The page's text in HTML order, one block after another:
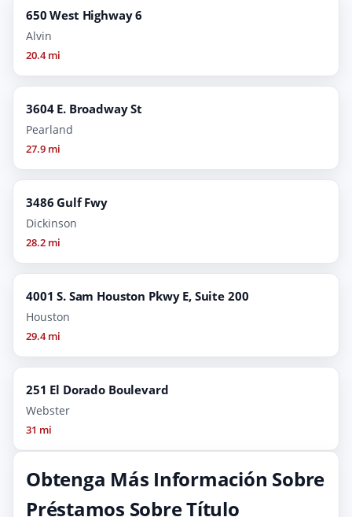
650 West Highway 6
Alvin
20.4 mi
3604 E. Broadway St
Pearland
27.9 mi
3486 Gulf Fwy
Dickinson
28.2 mi
4001 S. Sam Houston Pkwy E, Suite 200
Houston
29.4 mi
251 El Dorado Boulevard
Webster
31 mi
Obtenga Más Información Sobre
Préstamos Sobre Título